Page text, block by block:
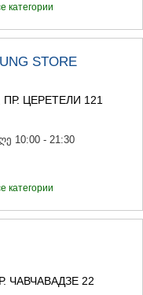
STORE
, ПР. ЦЕРЕТЕЛИ 121
10:00 - 21:30
ЧАВЧАВАДЗЕ 22